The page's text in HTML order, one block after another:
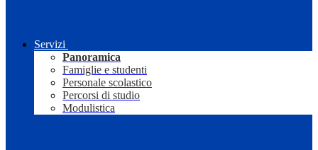
Servizi
Panoramica
Famiglie e studenti
Personale scolastico
Percorsi di studio
Modulistica